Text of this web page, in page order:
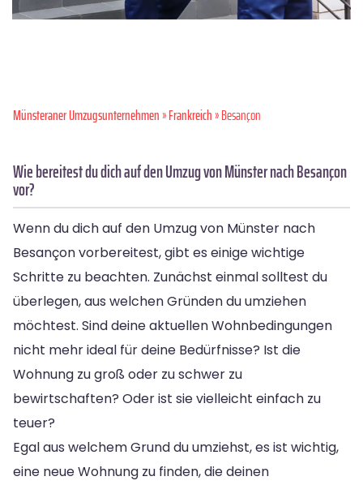
Münsteraner Umzugsunternehmen»Frankreich» Besançon
Wie bereitest du dich auf den Umzug von Münster nach Besançon
vor?
Wenn du dich auf den Umzug von Münster nach
Besançon vorbereitest, gibt es einige wichtige
Schritte zu beachten. Zunächst einmal solltest du
überlegen, aus welchen Gründen du umziehen
möchtest. Sind deine aktuellen Wohnbedingungen
nicht mehr ideal für deine Bedürfnisse? Ist die
Wohnung zu groß oder zu schwer zu
bewirtschaften? Oder ist sie vielleicht einfach zu
teuer?
Egal aus welchem Grund du umziehst, es ist wichtig,
eine neue Wohnung zu finden, die deinen